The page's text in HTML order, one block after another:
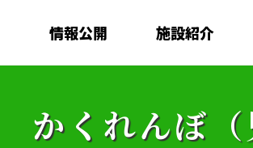
情報公開 施設紹介
かくれんぼ（